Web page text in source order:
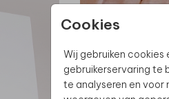
Cookies
Wij gebruiken cookies
gebruikerservaring te
te analyseren en